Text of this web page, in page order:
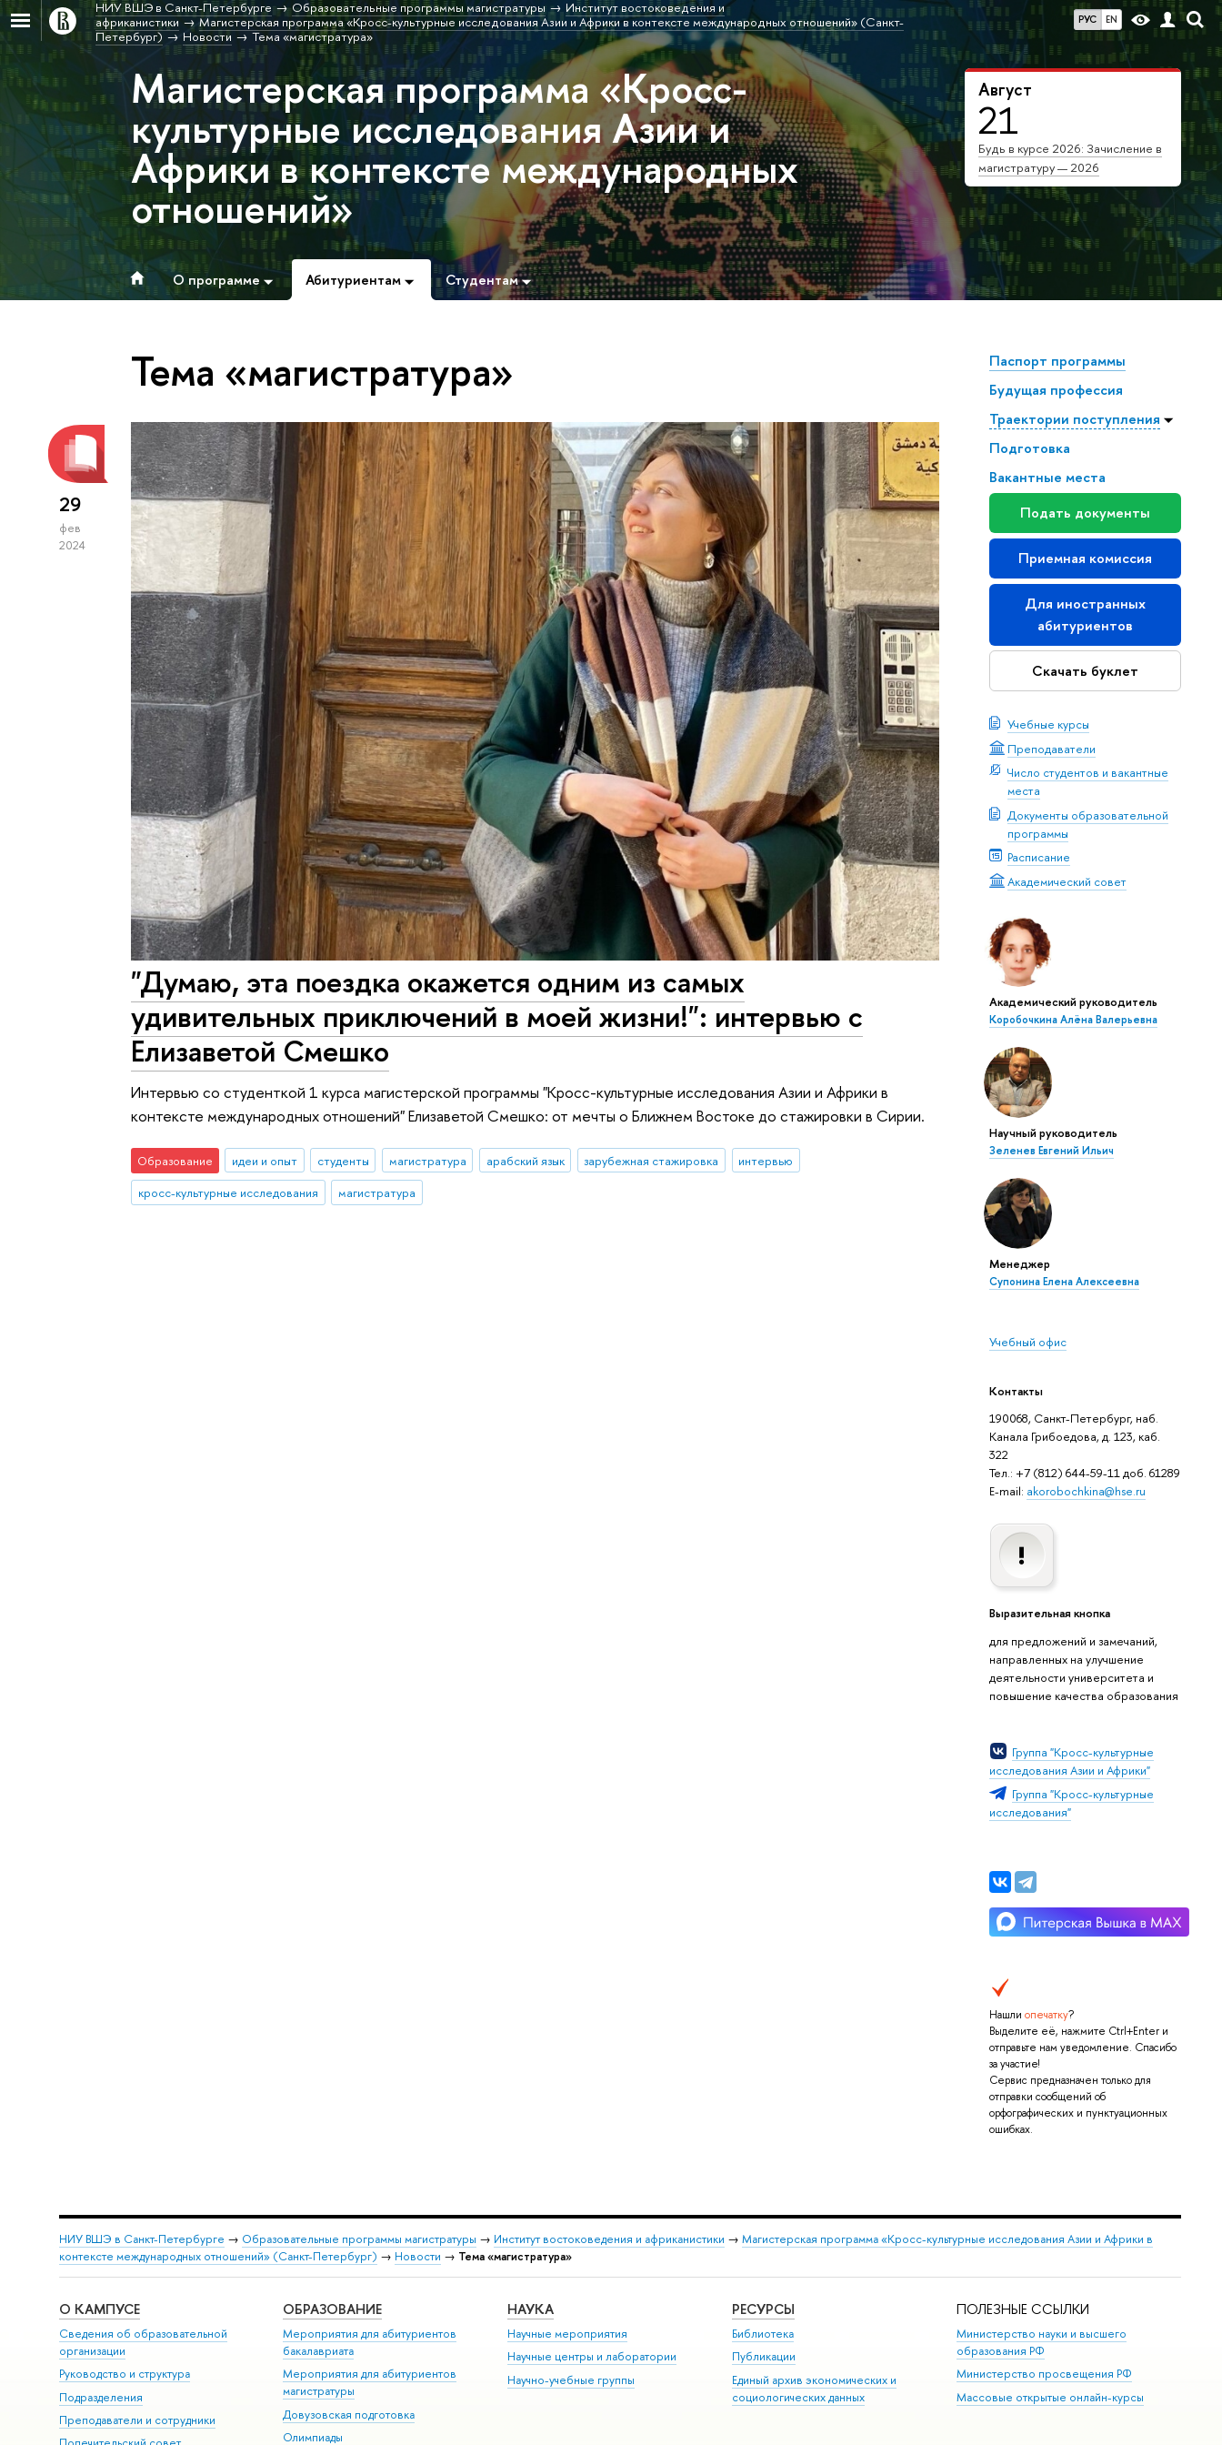
РУС EN
НИУ ВШЭ в Санкт-Петербурге Образовательные программы магистратуры
Институт востоковедения и
африканистики
Магистерская программа «Кросс-культурные исследования Азии и Африки в контексте международных отношений» (Санкт-
Петербург)
Новости Тема «магистратура»
Август
21
Будь в курсе 2026: Зачисление в
магистратуру — 2026
Магистерская программа «Кросс-
культурные исследования Азии и
Африки в контексте международных
отношений»
О программе Абитуриентам Студентам
Паспорт программы
Будущая профессия
Траектории поступления
Подготовка
Вакантные места
Подать документы
Приемная комиссия
Для иностранных
абитуриентов
Скачать буклет
Учебные курсы
Преподаватели
Число студентов и вакантные
места
Документы образовательной
программы
Расписание
Академический совет
Академический руководитель
Коробочкина Алёна Валерьевна
Научный руководитель
Зеленев Евгений Ильич
Менеджер
Супонина Елена Алексеевна
Учебный офис
Контакты
190068, Санкт-Петербург, наб.
Канала Грибоедова, д. 123, каб.
322
Тел.: +7 (812) 644-59-11 доб. 61289
E-mail: akorobochkina@hse.ru
Выразительная кнопка
для предложений и замечаний,
направленных на улучшение
деятельности университета и
повышение качества образования
Группа "Кросс-культурные
исследования Азии и Африки"
Группа "Кросс-культурные
исследования"
Нашли опечатку?
Выделите её, нажмите Ctrl+Enter и
отправьте нам уведомление. Спасибо
за участие!
Сервис предназначен только для
отправки сообщений об
орфографических и пунктуационных
ошибках.
Тема «магистратура»
29
фев
2024
"Думаю, эта поездка окажется одним из самых
удивительных приключений в моей жизни!": интервью с
Елизаветой Смешко
Интервью со студенткой 1 курса магистерской программы "Кросс-культурные исследования Азии и Африки в
контексте международных отношений" Елизаветой Смешко: от мечты о Ближнем Востоке до стажировки в Сирии.
Образование идеи и опыт студенты магистратура арабский язык зарубежная стажировка
интервью
кросс-культурные исследования
магистратура
НИУ ВШЭ в Санкт-Петербурге → Образовательные программы магистратуры → Институт востоковедения и африканистики → Магистерская программа «Кросс-культурные исследования Азии и Африки в
контексте международных отношений» (Санкт-Петербург) → Новости → Тема «магистратура»
О КАМПУСЕ
Сведения об образовательной
организации
Руководство и структура
Подразделения
Преподаватели и сотрудники
ОБРАЗОВАНИЕ
Мероприятия для абитуриентов
бакалавриата
Мероприятия для абитуриентов
магистратуры
Довузовская подготовка
Олимпиады
НАУКА
Научные мероприятия
Научные центры и лаборатории
Научно-учебные группы
РЕСУРСЫ
Библиотека
Публикации
Единый архив экономических и
социологических данных
ПОЛЕЗНЫЕ ССЫЛКИ
Министерство науки и высшего
образования РФ
Министерство просвещения РФ
Массовые открытые онлайн-курсы